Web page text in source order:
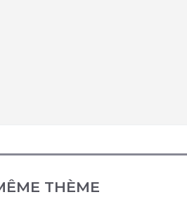
THÈME